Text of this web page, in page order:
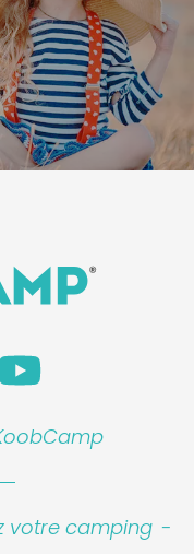
votre camping -